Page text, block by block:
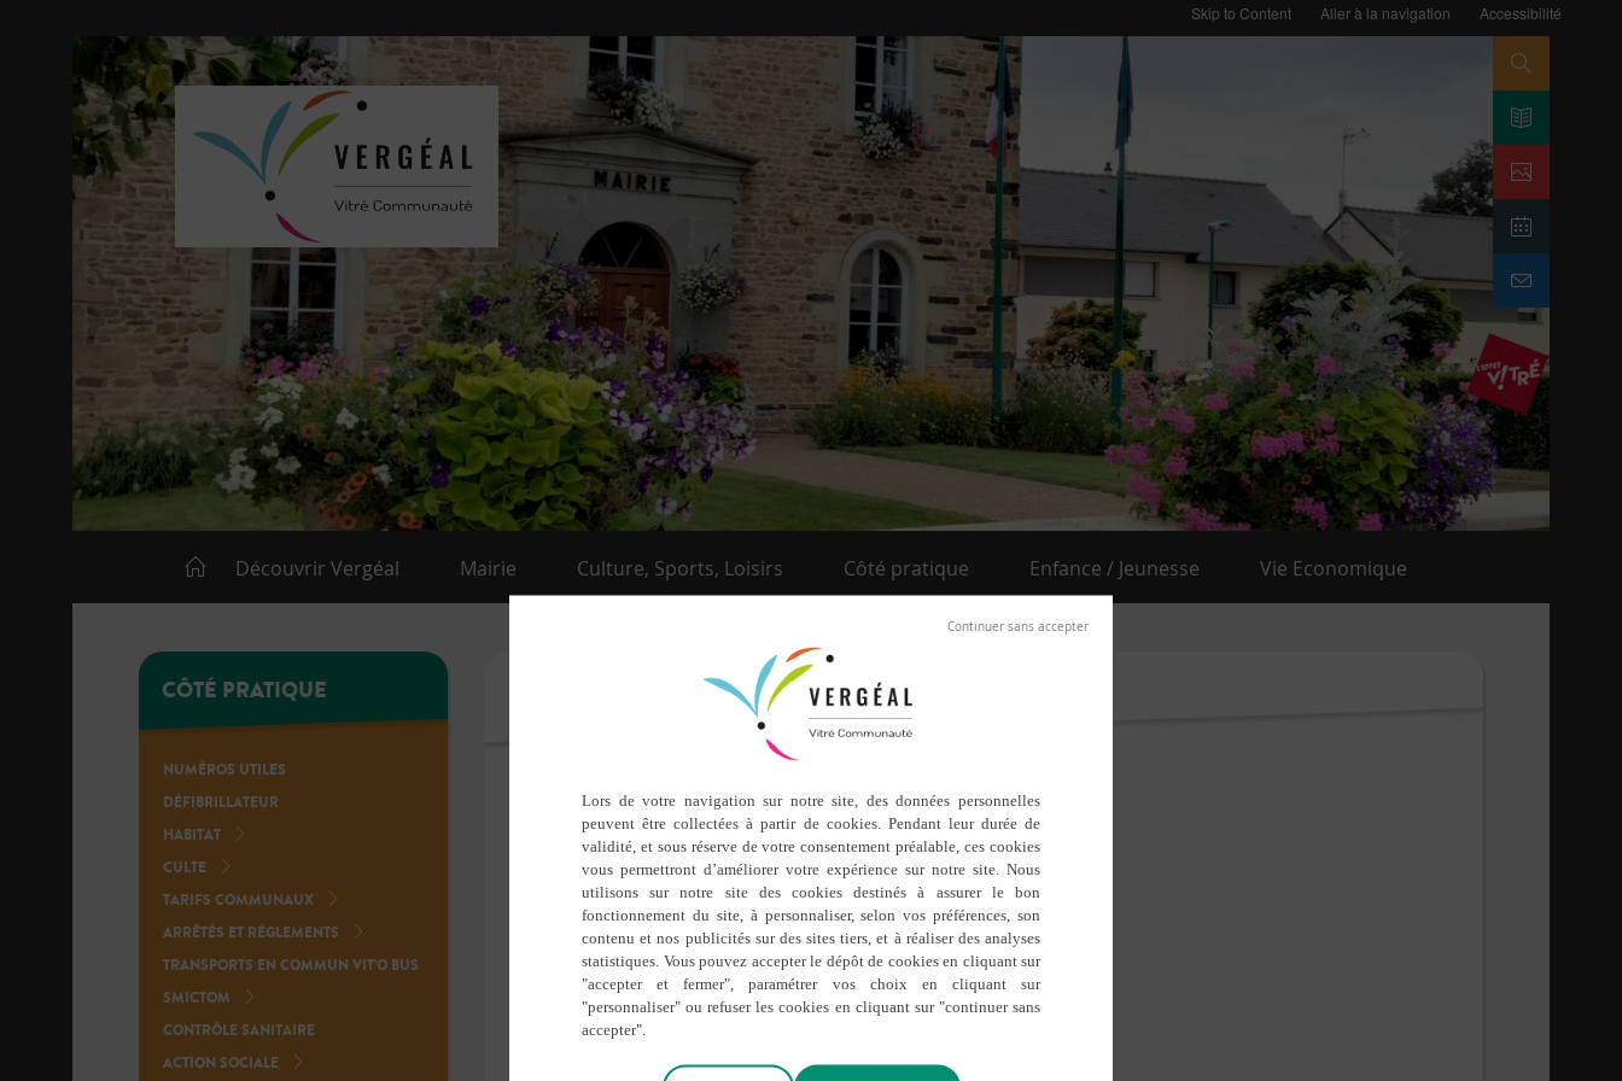
Skip to Content Aller à la navigation Accessibilité
Découvrir Vergéal Mairie Culture, Sports, Loisirs Côté pratique Enfance / Jeunesse Vie Economique
CÔTÉ PRATIQUE
NUMÉROS UTILES
DÉFIBRILLATEUR
HABITAT
CULTE
TARIFS COMMUNAUX
ARRÊTÉS ET RÈGLEMENTS
TRANSPORTS EN COMMUN VIT’O BUS
SMICTOM
CONTRÔLE SANITAIRE
ACTION SOCIALE
CONTRÔLE SANITAIRE
5 novembre 2024
PLV_35_0060-UDI000140-0000000334-20241002-00171209D1
PLV_35_0060-UDI000140-0000000334-20241002-00171209D1
PLV_35_0060-UDI000140-0000000334-20221124-00161100D2
PLV_35_0060-UDI000140-0000000334-20220720-00159436D1
PLV_35_0060-UDI000140-0000000334-20210831-00154301D1
PLV_35_0022-UDI000140-0000000334-20210218-00151648D1